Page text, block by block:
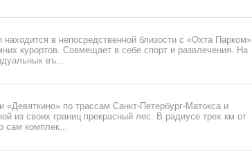
в непосредственной близости с «Охта Парком»
курортов. Совмещает в себе спорт и развлечения. На
въ...
по трассам Санкт-Петербург-Матокса и
из своих границ прекрасный лес. В радиусе трех км от
сам комплек...